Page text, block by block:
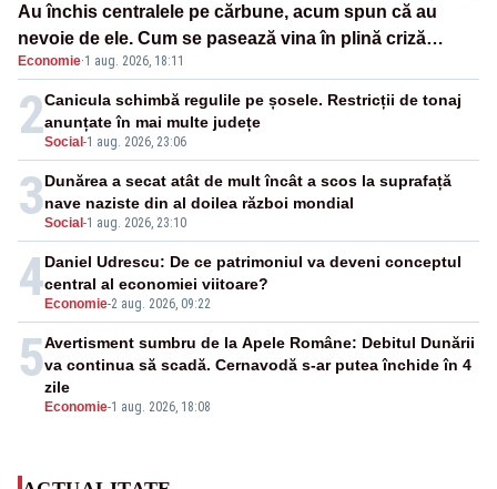
Au închis centralele pe cărbune, acum spun că au
nevoie de ele. Cum se pasează vina în plină criză
energetică
Economie·1 aug. 2026, 18:11
2Social -1 aug. 2026, 23:06
Canicula schimbă regulile pe șosele. Restricții de tonaj
anunțate în mai multe județe
3Social -1 aug. 2026, 23:10
Dunărea a secat atât de mult încât a scos la suprafață
nave naziste din al doilea război mondial
4 Economie-2 aug. 2026, 09:22
Daniel Udrescu: De ce patrimoniul va deveni conceptul
central al economiei viitoare?
5
Economie-1 aug. 2026, 18:08
Avertisment sumbru de la Apele Române: Debitul Dunării
va continua să scadă. Cernavodă s-ar putea închide în 4
zile